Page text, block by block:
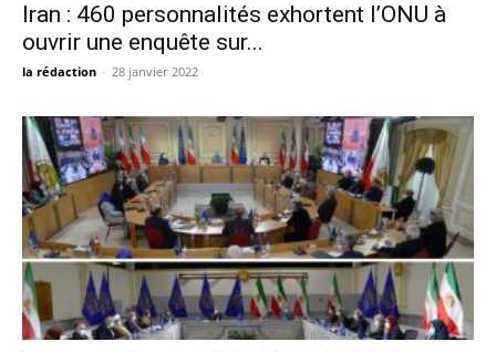
Iran : 460 personnalités exhortent l’ONU à
ouvrir une enquête sur...
la rédaction - 28 janvier 2022